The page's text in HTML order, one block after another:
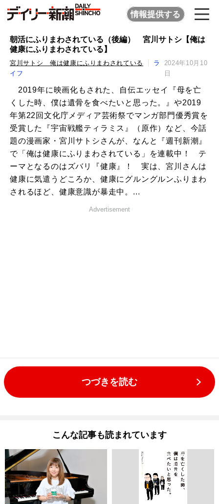
情報提供する
朝活にふりまわされている（後編） 宮川サトシ【俺は
健康にふりまわされている】
宮川サトシ 俺は健康にふりまわされている
ラ
イフ
2024年10月10
日
2019年に映画化もされた、自伝エッセイ『母を亡
くした時、僕は遺骨を食べたいと思った。』や2019
年第22回文化庁メディア芸術祭でマンガ部門優秀賞を
受賞した『宇宙戦艦ティラミス』（原作）など、今話
題の漫画家・宮川サトシさんが、なんと『週刊新潮』
で「俺は健康にふりまわされている」を連載中！ テ
ーマとなるのはズバリ『健康』！ 実は、宮川さんは
健康に気遣うどころか、健康にグルングルンふりまわ
されるほど、健康意識が暴走中。...
Advertisement
つづきを読む
こんな記事も読まれています